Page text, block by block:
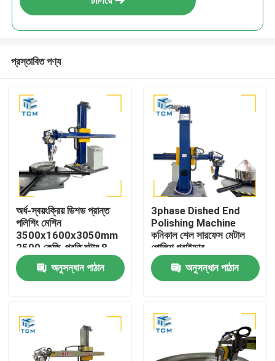
পণ্য
প্রস্তাবিত পণ্য
অর্ধ-স্বয়ংক্রিয় ডিশড প্রান্ত
পলিশিং মেশিন
3500x1600x3050mm
2500 কেজি, প্রতি ঘন্টায় 8-
12 বর্গমিটার কর্মদক্ষতা সহ
অনুসন্ধান পাঠান
3phase Dished End
Polishing Machine
কনিকাল শেল সারফেস মেটাল
পোলিশ গ্রাইন্ডার
অনুসন্ধান পাঠান